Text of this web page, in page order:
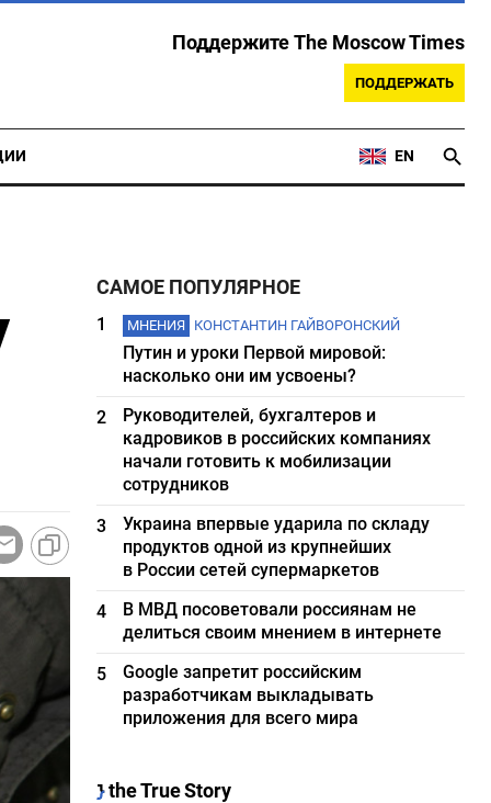
Поддержите The Moscow Times
ПОДДЕРЖАТЬ
EN
САМОЕ ПОПУЛЯРНОЕ
1 МНЕНИЯ КОНСТАНТИН ГАЙВОРОНСКИЙ
Путин и уроки Первой мировой:
насколько они им усвоены?
2
Руководителей, бухгалтеров и
кадровиков в российских компаниях
начали готовить к мобилизации
сотрудников
3
Украина впервые ударила по складу
продуктов одной из крупнейших
в России сетей супермаркетов
4
В МВД посоветовали россиянам не
делиться своим мнением в интернете
5
Google запретит российским
разработчикам выкладывать
приложения для всего мира